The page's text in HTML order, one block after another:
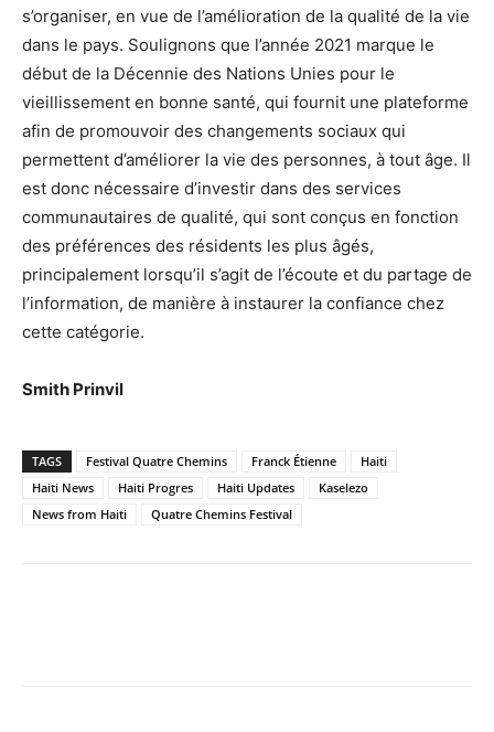
s’organiser, en vue de l’amélioration de la qualité de la vie
dans le pays. Soulignons que l’année 2021 marque le
début de la Décennie des Nations Unies pour le
vieillissement en bonne santé, qui fournit une plateforme
afin de promouvoir des changements sociaux qui
permettent d’améliorer la vie des personnes, à tout âge. Il
est donc nécessaire d’investir dans des services
communautaires de qualité, qui sont conçus en fonction
des préférences des résidents les plus âgés,
principalement lorsqu’il s’agit de l’écoute et du partage de
l’information, de manière à instaurer la confiance chez
cette catégorie.
Smith Prinvil
TAGS Festival Quatre Chemins Franck Étienne
Haiti
Haiti News
Haiti Progres Haiti Updates
Kaselezo
News from Haiti
Quatre Chemins Festival